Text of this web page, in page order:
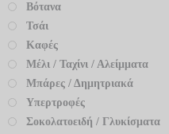
Βότανα
Τσάι
Καφές
Μέλι / Ταχίνι / Αλείμματα
Μπάρες / Δημητριακά
Υπερτροφές
Σοκολατοειδή / Γλυκίσματα